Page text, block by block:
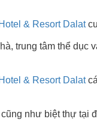
& Resort Dalat
trung tâm thể dục
& Resort Dalat
như biệt thự tại